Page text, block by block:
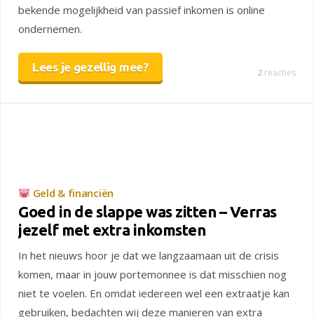
bekende mogelijkheid van passief inkomen is online
ondernemen.
Lees je gezellig mee? 2 reacties
Geld & financiën
Goed in de slappe was zitten – Verras
jezelf met extra inkomsten
In het nieuws hoor je dat we langzaamaan uit de crisis
komen, maar in jouw portemonnee is dat misschien nog
niet te voelen. En omdat iedereen wel een extraatje kan
gebruiken, bedachten wij deze manieren van extra